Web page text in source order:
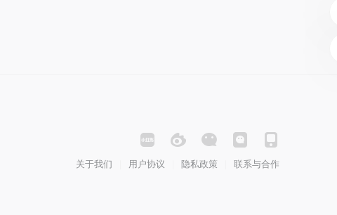
关于我们 用户协议 隐私政策 联系与合作